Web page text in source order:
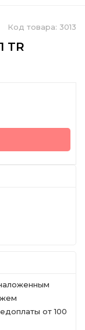
Код товара: 3013
TR
от 100